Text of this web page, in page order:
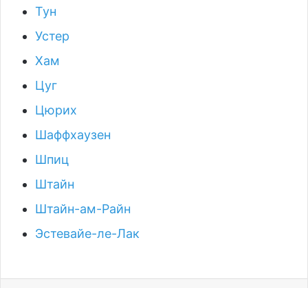
Тун
Устер
Хам
Цуг
Цюрих
Шаффхаузен
Шпиц
Штайн
Штайн-ам-Райн
Эстевайе-ле-Лак